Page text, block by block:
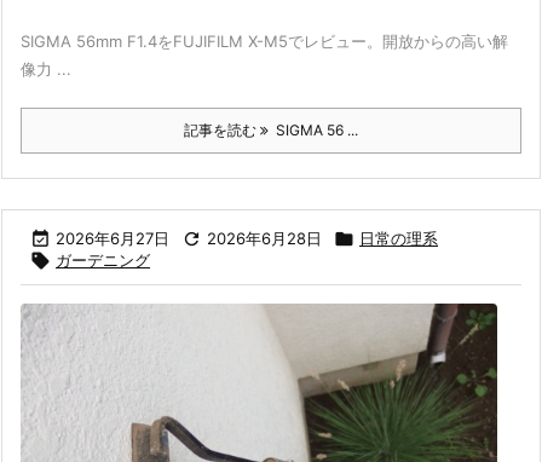
SIGMA 56mm F1.4をFUJIFILM X-M5でレビュー。開放からの高い解
像力 ...
記事を読む SIGMA 56 ...
 2026年6月27日  2026年6月28日  日常の理系
 ガーデニング